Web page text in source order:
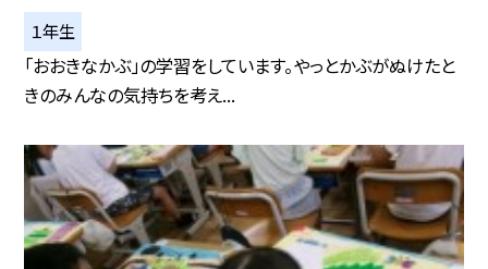
１年生
「おおきなかぶ」の学習をしています。やっとかぶがぬけたと
きのみんなの気持ちを考え...